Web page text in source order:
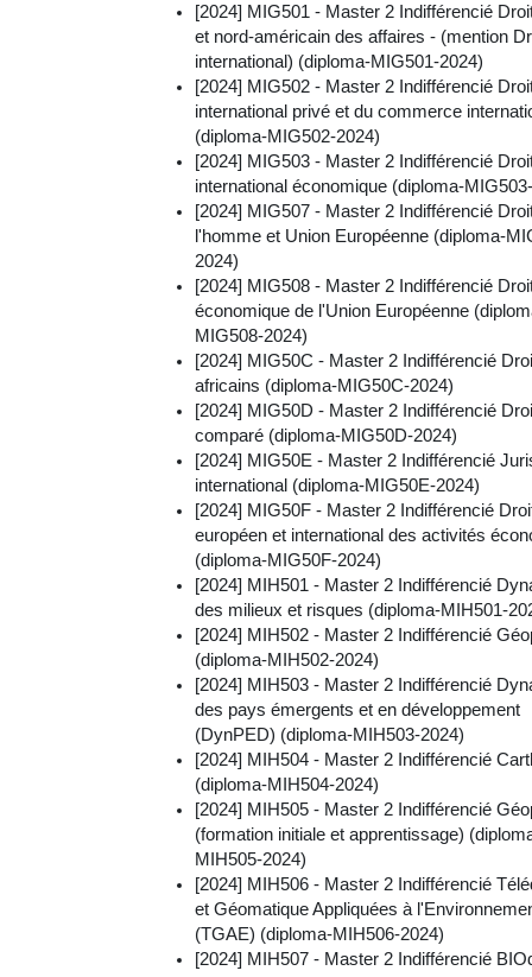
[2024] MIG501 - Master 2 Indifférencié
et nord-américain des affaires - (mention
international) (diploma-MIG501-2024)
[2024] MIG502 - Master 2 Indifférencié
international privé et du commerce
(diploma-MIG502-2024)
[2024] MIG503 - Master 2 Indifférencié
international économique (diploma-
[2024] MIG507 - Master 2 Indifférencié
l'homme et Union Européenne (diploma-
2024)
[2024] MIG508 - Master 2 Indifférencié
économique de l'Union Européenne
MIG508-2024)
[2024] MIG50C - Master 2 Indifférencié
africains (diploma-MIG50C-2024)
[2024] MIG50D - Master 2 Indifférencié
comparé (diploma-MIG50D-2024)
[2024] MIG50E - Master 2 Indifférencié
international (diploma-MIG50E-2024)
[2024] MIG50F - Master 2 Indifférencié
européen et international des activités
(diploma-MIG50F-2024)
[2024] MIH501 - Master 2 Indifférencié
des milieux et risques (diploma-MIH501-
[2024] MIH502 - Master 2 Indifférencié
(diploma-MIH502-2024)
[2024] MIH503 - Master 2 Indifférencié
des pays émergents et en développement
(DynPED) (diploma-MIH503-2024)
[2024] MIH504 - Master 2 Indifférencié
(diploma-MIH504-2024)
[2024] MIH505 - Master 2 Indifférencié
(formation initiale et apprentissage)
MIH505-2024)
[2024] MIH506 - Master 2 Indifférencié
et Géomatique Appliquées à
(TGAE) (diploma-MIH506-2024)
[2024] MIH507 - Master 2 Indifférencié